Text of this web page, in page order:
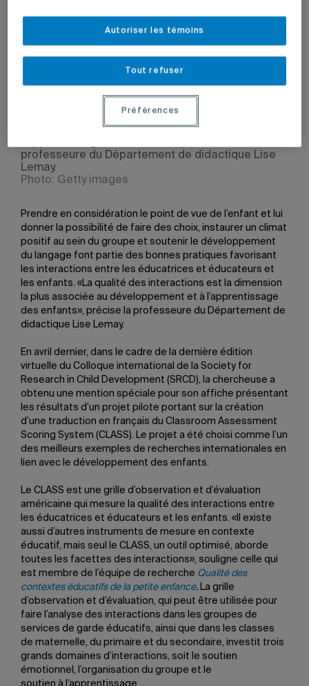
plus associée au développement et à
professeure du Département de didactique Lise
Lemay.
Photo: Getty images
Prendre en considération le point de vue de l’enfant et lui
donner la possibilité de faire des choix, instaurer un climat
positif au sein du groupe et soutenir le développement
du langage font partie des bonnes pratiques favorisant
les interactions entre les éducatrices et éducateurs et
les enfants. «La qualité des interactions est la dimension
la plus associée au développement et à l’apprentissage
des enfants», précise la professeure du Département de
didactique Lise Lemay.
En avril dernier, dans le cadre de la dernière édition
virtuelle du Colloque international de la Society for
Research in Child Development (SRCD), la chercheuse a
obtenu une mention spéciale pour son affiche présentant
les résultats d’un projet pilote portant sur la création
d’une traduction en français du Classroom Assessment
Scoring System (CLASS). Le projet a été choisi comme l’un
des meilleurs exemples de recherches internationales en
lien avec le développement des enfants.
Le CLASS est une grille d’observation et d’évaluation
américaine qui mesure la qualité des interactions entre
les éducatrices et éducateurs et les enfants. «Il existe
aussi d’autres instruments de mesure en contexte
éducatif, mais seul le CLASS, un outil optimisé, aborde
toutes les facettes des interactions», souligne celle qui
est membre de l’équipe de recherche Qualité des
contextes éducatifs de la petite enfance. La grille
d’observation et d’évaluation, qui peut être utilisée pour
faire l’analyse des interactions dans les groupes de
services de garde éducatifs, ainsi que dans les classes
de maternelle, du primaire et du secondaire, investit trois
grands domaines d’interactions, soit le soutien
émotionnel, l’organisation du groupe et le
Tout refuser
Autoriser les témoins
Préférences